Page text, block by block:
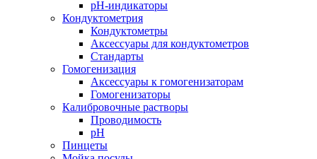
pH-индикаторы
Кондуктометрия
Кондуктометры
Аксессуары для кондуктометров
Стандарты
Гомогенизация
Аксессуары к гомогенизаторам
Гомогенизаторы
Калибровочные растворы
Проводимость
pH
Пинцеты